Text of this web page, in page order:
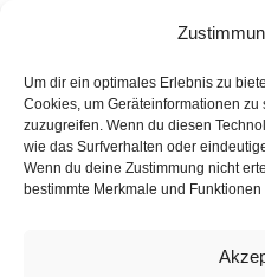
Um dir ein optimales Erlebnis zu
Cookies, um Geräteinformationen
zuzugreifen. Wenn du diesen
wie das Surfverhalten oder
Wenn du deine Zustimmung nicht
bestimmte Merkmale und